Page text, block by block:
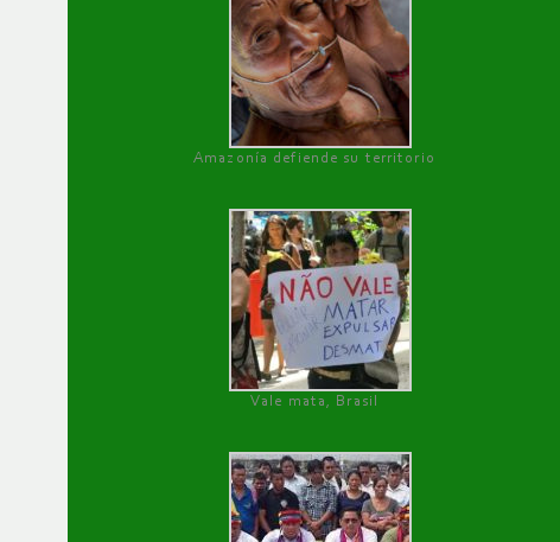
Amazonía defiende su territorio
Vale mata, Brasil